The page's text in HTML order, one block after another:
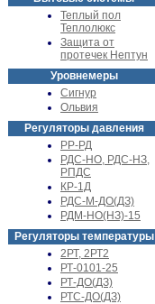
Теплый пол
Теплолюкс
Защита от
протечек Нептун
Уровнемеры
Сигнур
Ольвия
Регуляторы давления
РР-РД
РДС-НО, РДС-НЗ,
РПДС
КР-1Д
РДС-М-ДО(ДЗ)
РДМ-НО(НЗ)-15
Регуляторы температуры
2РТ, 2РТ2
РТ-0101-25
РТ-ДО(ДЗ)
РТС-ДО(ДЗ)